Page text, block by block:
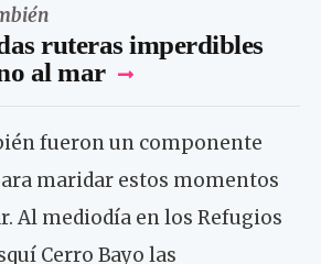
ruteras imperdibles
al mar
fueron un componente
maridar estos momentos
Al mediodía en los Refugios
Cerro Bayo las